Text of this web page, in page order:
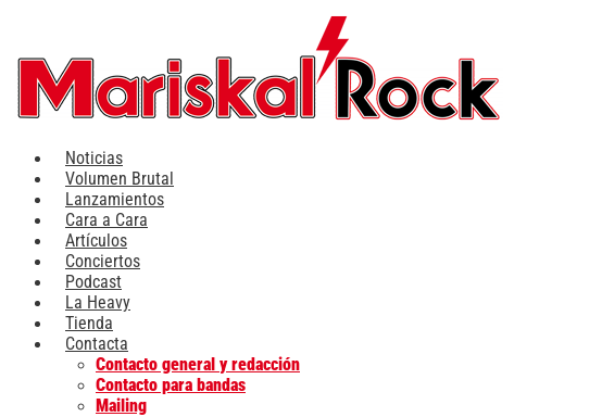
contenido
Noticias
Volumen Brutal
Lanzamientos
Cara a Cara
Artículos
Conciertos
Podcast
La Heavy
Tienda
Contacta
Contacto general y redacción
Contacto para bandas
Mailing